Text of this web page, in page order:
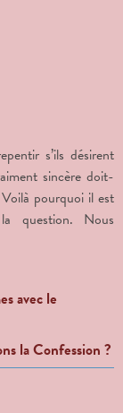
s’ils désirent
sincère doit-
pourquoi il est
question. Nous
avec le
la Confession ?